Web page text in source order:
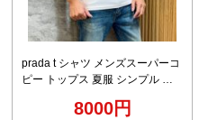
prada t シャツ メンズスーパーコ
ピー トップス 夏服 シンプル 半
8000円